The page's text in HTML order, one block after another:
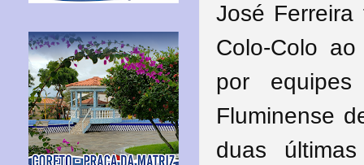
José
Colo-Colo
por
Fluminense
duas